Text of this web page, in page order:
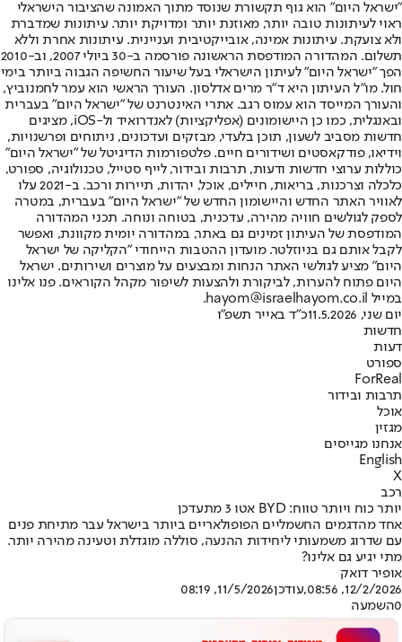
"ישראל היום" הוא גוף תקשורת שנוסד מתוך האמונה שהציבור הישראלי
ראוי לעיתונות טובה יותר, מאוזנת יותר ומדויקת יותר. עיתונות שמדברת
ולא צועקת. עיתונות אמינה, אובייקטיבית ועניינית. עיתונות אחרת וללא
תשלום. המהדורה המודפסת הראשונה פורסמה ב-30 ביולי 2007, וב-2010
הפך "ישראל היום" לעיתון הישראלי בעל שיעור החשיפה הגבוה ביותר בימי
חול. מו"ל העיתון היא ד"ר מרים אדלסון. העורך הראשי הוא עמר לחמנוביץ,
והעורך המייסד הוא עמוס רגב. אתרי האינטרנט של "ישראל היום" בעברית
ובאנגלית, כמו כן היישומונים (אפליקציות) לאנדרואיד ול-iOS, מציגים
חדשות מסביב לשעון, תוכן בלעדי, מבזקים ועדכונים, ניתוחים ופרשנויות,
וידיאו, פודקאסטים ושידורים חיים. פלטפורמות הדיגיטל של "ישראל היום"
כוללות ערוצי חדשות ודעות, תרבות ובידור, לייף סטייל, טכנולוגיה, ספורט,
כלכלה וצרכנות, בריאות, חיילים, אוכל, יהדות, תיירות ורכב. ב-2021 עלו
לאוויר האתר החדש והיישומון החדש של "ישראל היום" בעברית, במטרה
לספק לגולשים חוויה מהירה, עדכנית, בטוחה ונוחה. תכני המהדורה
המודפסת של העיתון זמינים גם באתר, במהדורה יומית מקוונת, ואפשר
לקבל אותם גם בניוזלטר. מועדון ההטבות הייחודי "הקליקה של ישראל
היום" מציע לגולשי האתר הנחות ומבצעים על מוצרים ושירותים. ישראל
היום פתוח להערות, לביקורת ולהצעות לשיפור מקהל הקוראים. פנו אלינו
במייל hayom@israelhayom.co.il.
יום שני, 11.5.2026
כ"ד באייר תשפ"ו
חדשות
דעות
ספורט
ForReal
תרבות ובידור
אוכל
מגזין
אנחנו מגייסים
English
X
רכב
יותר כוח ויותר טווח: BYD אטו 3 מתעדכן
אחד מהדגמים החשמליים הפופולאריים ביותר בישראל עבר מתיחת פנים
עם שדרוג משמעותי ליחידות ההנעה, סוללה מוגדלת וטעינה מהירה יותר.
מתי יגיע גם אלינו?
אופיר דואק
12/2/2026, 08:56
,עודכן11/5/2026, 08:19
0השמעה